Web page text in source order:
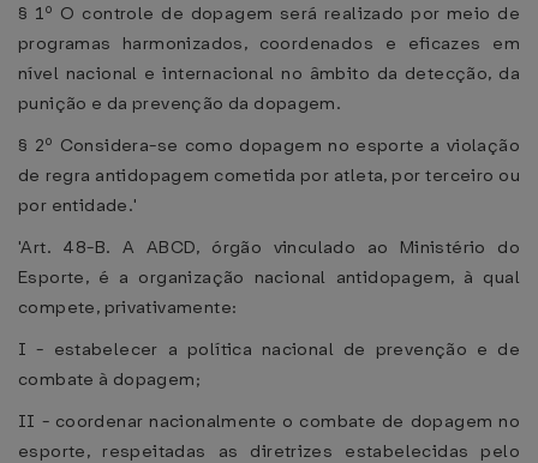
§ 1º O controle de dopagem será realizado por meio de
programas harmonizados, coordenados e eficazes em
nível nacional e internacional no âmbito da detecção, da
punição e da prevenção da dopagem.
§ 2º Considera-se como dopagem no esporte a violação
de regra antidopagem cometida por atleta, por terceiro ou
por entidade.'
'Art. 48-B. A ABCD, órgão vinculado ao Ministério do
Esporte, é a organização nacional antidopagem, à qual
compete, privativamente:
I - estabelecer a política nacional de prevenção e de
combate à dopagem;
II - coordenar nacionalmente o combate de dopagem no
esporte, respeitadas as diretrizes estabelecidas pelo